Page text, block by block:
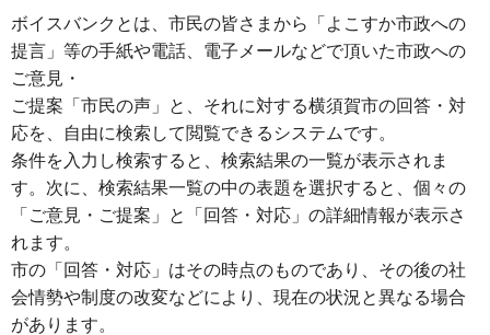
ボイスバンクとは、市民の皆さまから「よこすか市政への
提言」等の手紙や電話、電子メールなどで頂いた市政への
ご意見・
ご提案「市民の声」と、それに対する横須賀市の回答・対
応を、自由に検索して閲覧できるシステムです。
条件を入力し検索すると、検索結果の一覧が表示されま
す。次に、検索結果一覧の中の表題を選択すると、個々の
「ご意見・ご提案」と「回答・対応」の詳細情報が表示さ
れます。
市の「回答・対応」はその時点のものであり、その後の社
会情勢や制度の改変などにより、現在の状況と異なる場合
があります。